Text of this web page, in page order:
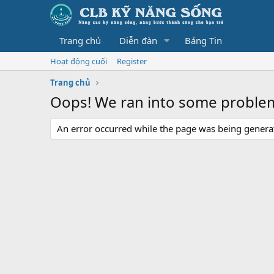
Trang chủ Diễn đàn Bảng Tin
Hoạt động cuối
Register
Trang chủ
Oops! We ran into some
An error occurred while the page was being